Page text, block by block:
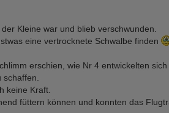
Kleine war und blieb verschwunden.
eine vertrocknete Schwalbe finden
erschien, wie Nr 4 entwickelten sich
keine Kraft.
füttern können und konnten das